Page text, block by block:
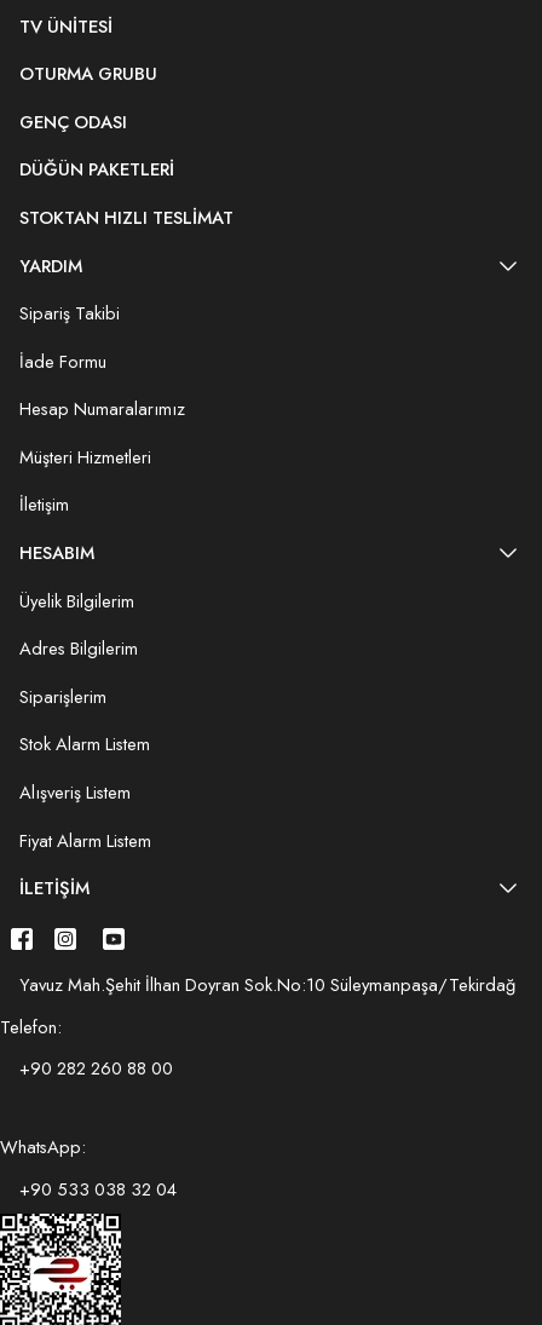
TV ÜNITESI
OTURMA GRUBU
GENÇ ODASI
DÜĞÜN PAKETLERI
STOKTAN HIZLI TESLIMAT
YARDIM
Sipariş Takibi
İade Formu
Hesap Numaralarımız
Müşteri Hizmetleri
İletişim
HESABIM
Üyelik Bilgilerim
Adres Bilgilerim
Siparişlerim
Stok Alarm Listem
Alışveriş Listem
Fiyat Alarm Listem
İLETIŞIM
Yavuz Mah.Şehit İlhan Doyran Sok.No:10 Süleymanpaşa/Tekirdağ
Telefon:
+90 282 260 88 00
WhatsApp:
+90 533 038 32 04